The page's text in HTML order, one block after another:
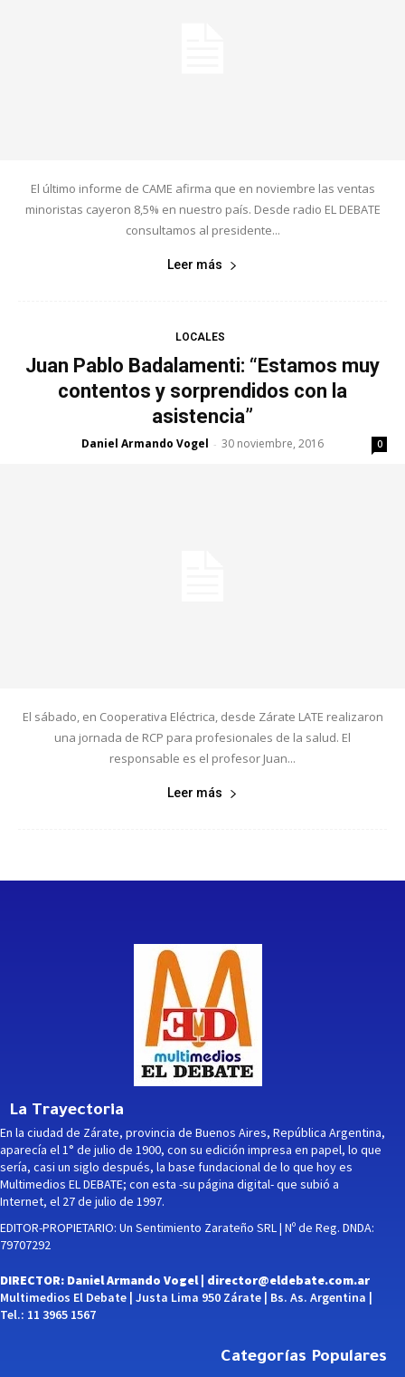
El último informe de CAME afirma que en noviembre las ventas
minoristas cayeron 8,5% en nuestro país. Desde radio EL DEBATE
consultamos al presidente...
Leer más
LOCALES
Juan Pablo Badalamenti: “Estamos muy
contentos y sorprendidos con la
asistencia”
Daniel Armando Vogel - 30 noviembre, 2016 0
El sábado, en Cooperativa Eléctrica, desde Zárate LATE realizaron
una jornada de RCP para profesionales de la salud. El
responsable es el profesor Juan...
Leer más
La Trayectoria
En la ciudad de Zárate, provincia de Buenos Aires, República Argentina,
aparecía el 1° de julio de 1900, con su edición impresa en papel, lo que
sería, casi un siglo después, la base fundacional de lo que hoy es
Multimedios EL DEBATE; con esta -su página digital- que subió a
Internet, el 27 de julio de 1997.
EDITOR-PROPIETARIO: Un Sentimiento Zarateño SRL | Nº de Reg. DNDA:
79707292
DIRECTOR: Daniel Armando Vogel | director@eldebate.com.ar
Multimedios El Debate | Justa Lima 950 Zárate | Bs. As. Argentina |
Tel.: 11 3965 1567
Categorías Populares